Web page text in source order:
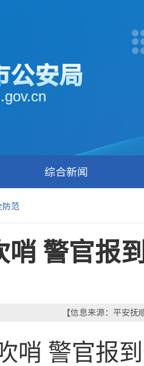
公安局
综合新闻
防范
哨 警官报
【信息来源：平安
哨 警官报